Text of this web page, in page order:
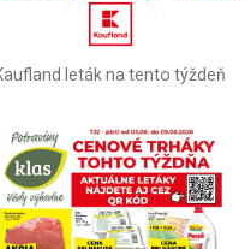
leták na tento týždeň